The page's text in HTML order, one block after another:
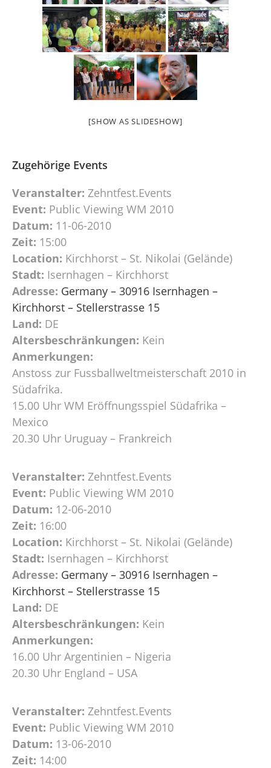
[SHOW AS SLIDESHOW]
Zugehörige Events
Veranstalter: Zehntfest.Events
Event: Public Viewing WM 2010
Datum: 11-06-2010
Zeit: 15:00
Location: Kirchhorst – St. Nikolai (Gelände)
Stadt: Isernhagen – Kirchhorst
Adresse: Germany – 30916 Isernhagen –
Kirchhorst – Stellerstrasse 15
Land: DE
Altersbeschränkungen: Kein
Anmerkungen:
Anstoss zur Fussballweltmeisterschaft 2010 in
Südafrika.
15.00 Uhr WM Eröffnungsspiel Südafrika –
Mexico
20.30 Uhr Uruguay – Frankreich
Veranstalter: Zehntfest.Events
Event: Public Viewing WM 2010
Datum: 12-06-2010
Zeit: 16:00
Location: Kirchhorst – St. Nikolai (Gelände)
Stadt: Isernhagen – Kirchhorst
Adresse: Germany – 30916 Isernhagen –
Kirchhorst – Stellerstrasse 15
Land: DE
Altersbeschränkungen: Kein
Anmerkungen:
16.00 Uhr Argentinien – Nigeria
20.30 Uhr England – USA
Veranstalter: Zehntfest.Events
Event: Public Viewing WM 2010
Datum: 13-06-2010
Zeit: 14:00